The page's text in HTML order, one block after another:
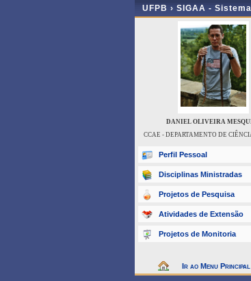
UFPB › SIGAA -
DANIEL OLIVEIRA
CCAE - DEPARTAMENTO DE
Perfil Pessoal
Disciplinas Ministradas
Projetos de Pesquisa
Atividades de Extensão
Projetos de Monitoria
Ir ao Menu Principal